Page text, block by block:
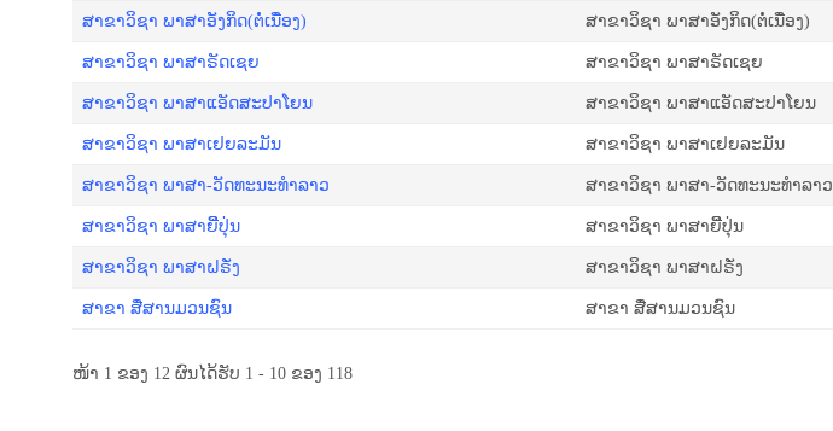
ສາຂາວິຊາ ພາ​ສາ​ອັງ​ກິດ(ຕໍ່ເນື່ອງ) ສາຂາວິຊາ ພາ​ສາ​ອັງ​ກິດ(ຕໍ່ເນື່ອງ)
ສາຂາວິຊາ ພາສາຣັດເຊຍ ສາຂາວິຊາ ພາສາຣັດເຊຍ
ສາຂາວິຊາ ພາສາແອັດສະປາໂຍນ ສາຂາວິຊາ ພາສາແອັດສະປາໂຍນ
ສາຂາວິຊາ ພາສາເຢຍລະມັນ ສາຂາວິຊາ ພາສາເຢຍລະມັນ
ສາຂາວິຊາ ພາສາ-ວັດທະນະທໍາລາວ ສາຂາວິຊາ ພາສາ-ວັດທະນະທໍາລາວ
ສາຂາວິຊາ ພາສາຍີີ່ປຸ່ນ ສາຂາວິຊາ ພາສາຍີີ່ປຸ່ນ
ສາຂາວິຊາ ພາສາຝຣັ່ງ ສາຂາວິຊາ ພາສາຝຣັ່ງ
ສາຂາ ສື່ສານມວນຊົນ ສາຂາ ສື່ສານມວນຊົນ
ໜ້າ 1 ຂອງ 12 ຜົນໄດ້ຮັບ 1 - 10 ຂອງ 118